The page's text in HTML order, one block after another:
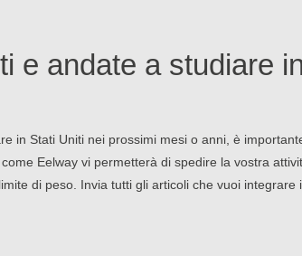
e andate a studiare
in Stati Uniti nei prossimi mesi o anni, è
Eelway vi permetterà di spedire la vostra
di peso. Invia tutti gli articoli che vuoi integrare